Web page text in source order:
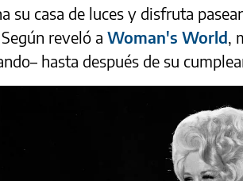
su casa de luces y disfruta
reveló a Woman's World,
hasta después de su